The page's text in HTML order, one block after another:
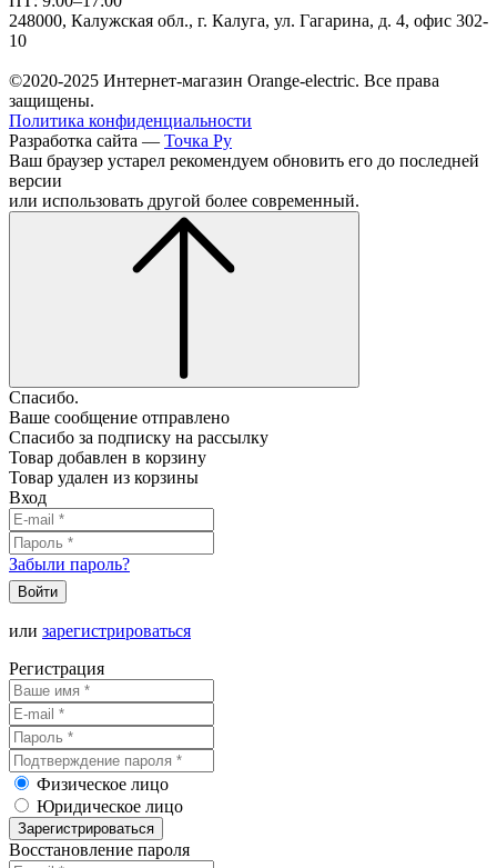
248000, Калужская обл., г. Калуга, ул. Гагарина, д. 4, офис 302-
10
©2020-2025 Интернет-магазин Orange-electric. Все права
защищены.
Политика конфиденциальности
Разработка сайта — Точка Ру
Ваш браузер устарел рекомендуем обновить его до последней
версии
или использовать другой более современный.
Спасибо.
Ваше сообщение отправлено
Спасибо за подписку на рассылку
Товар добавлен в корзину
Товар удален из корзины
Вход
Забыли пароль?
Войти
или зарегистрироваться
Регистрация
Физическое лицо
Юридическое лицо
Зарегистрироваться
Восстановление пароля